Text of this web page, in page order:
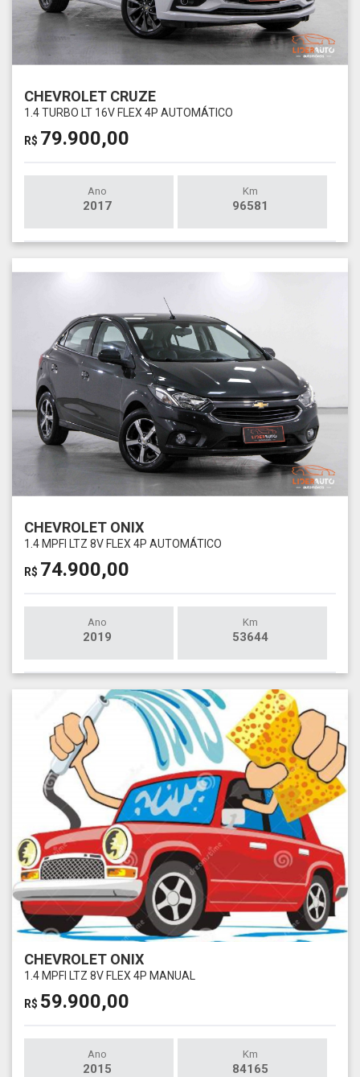
CHEVROLET CRUZE
1.4 TURBO LT 16V FLEX 4P AUTOMÁTICO
R$ 79.900,00
Ano
2017
Km
96581
CHEVROLET ONIX
1.4 MPFI LTZ 8V FLEX 4P AUTOMÁTICO
R$ 74.900,00
Ano
2019
Km
53644
CHEVROLET ONIX
1.4 MPFI LTZ 8V FLEX 4P MANUAL
R$ 59.900,00
Ano
2015
Km
84165